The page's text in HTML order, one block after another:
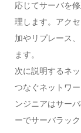
応じてサーバを
理します。アク
加やリプレース
ます。
次に説明するネ
つなぐネットワ
ンジニアはサー
ーでサーバラッ